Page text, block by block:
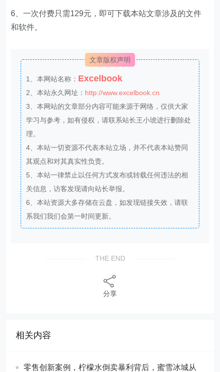
6、一次付费只需129元，即可下载本站文章涉及的文件
和软件。
文章版权声明
1、本网站名称： Excelbook
2、本站永久网址： http://www.excelbook.cn
3、本网站的文章部分内容可能来源于网络，仅供大家
学习与参考，如有侵权，请联系站长王小琥进行删除处
理。
4、本站一切资源不代表本站立场，并不代表本站赞同
其观点和对其真实性负责。
5、本站一律禁止以任何方式发布或转载任何违法的相
关信息，访客发现请向站长举报。
6、本站资源大多存储在云盘，如发现链接失效，请联
系我们我们会第一时间更新。
THE END
分享
相关内容
零售创新案例，柠檬水倒卖暴利背后，蜜雪冰城从